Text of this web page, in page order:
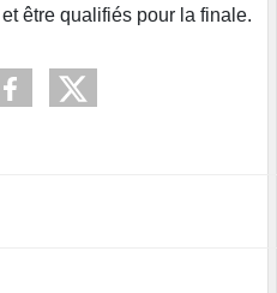
être qualifiés pour la finale.